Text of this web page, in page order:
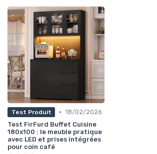
Test Produit • 18/02/2026
Test FirFurd Buffet Cuisine
180x100 : le meuble pratique
avec LED et prises intégrées
pour coin café